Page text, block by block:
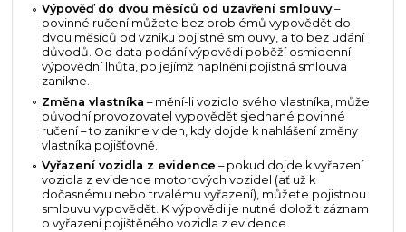
Výpověď do dvou měsíců od uzavření smlouvy–
povinné ručení můžete bez problémů vypovědět do
dvou měsíců od vzniku pojistné smlouvy, a to bez udání
důvodů. Od data podání výpovědi poběží osmidenní
výpovědní lhůta, po jejímž naplnění pojistná smlouva
zanikne.
Změna vlastníka – mění-li vozidlo svého vlastníka, může
původní provozovatel vypovědět sjednané povinné
ručení – to zanikne v den, kdy dojde k nahlášení změny
vlastníka pojišťovně.
Vyřazení vozidla z evidence – pokud dojde k vyřazení
vozidla z evidence motorových vozidel (ať už k
dočasnému nebo trvalému vyřazení), můžete pojistnou
smlouvu vypovědět. K výpovědi je nutné doložit záznam
o vyřazení pojištěného vozidla z evidence.